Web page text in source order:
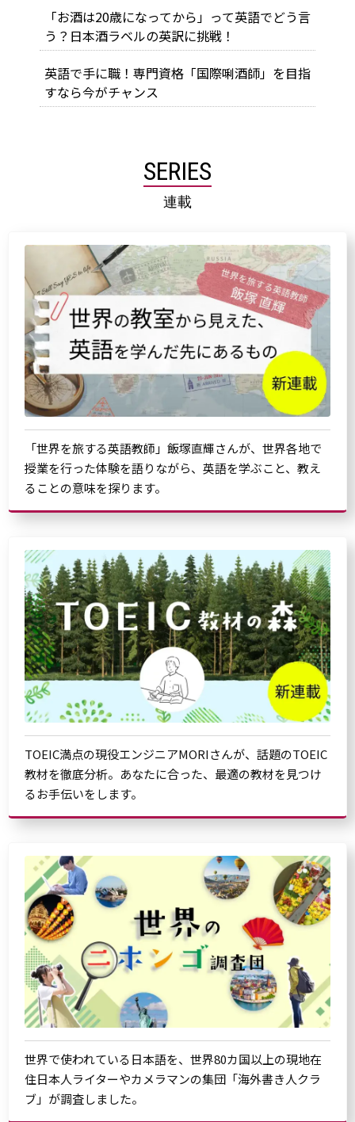
「お酒は20歳になってから」って英語でどう言
う？日本酒ラベルの英訳に挑戦！
英語で手に職！専門資格「国際唎酒師」を目指
すなら今がチャンス
SERIES
連載
「世界を旅する英語教師」飯塚直輝さんが、世界各地で
授業を行った体験を語りながら、英語を学ぶこと、教え
ることの意味を探ります。
TOEIC満点の現役エンジニアMORIさんが、話題のTOEIC
教材を徹底分析。あなたに合った、最適の教材を見つけ
るお手伝いをします。
世界で使われている日本語を、世界80カ国以上の現地在
住日本人ライターやカメラマンの集団「海外書き人クラ
ブ」が調査しました。